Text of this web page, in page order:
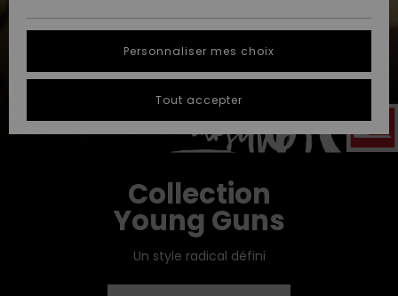
A
Découvrir
A
Découvrir
AIDE &
CONTACT
Démarrez
à votre
question.
Démarrer
conversation
Trouvez des
COLLECTION
Collection
Young Guns
Un style radical défini
Personnaliser mes choix
Tout accepter